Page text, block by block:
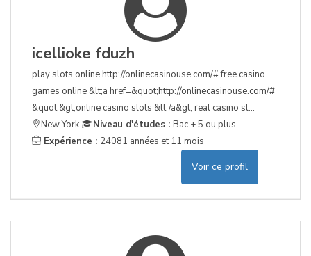
icellioke fduzh
play slots online http://onlinecasinouse.com/# free casino
games online &lt;a href=&quot;http://onlinecasinouse.com/#
&quot;&gt;online casino slots &lt;/a&gt; real casino sl...
New York
Niveau d'études : Bac + 5 ou plus
Expérience : 24081 années et 11 mois
Voir ce profil